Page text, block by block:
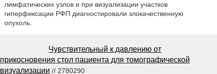
лимфатических узлов и при визуализации участков
гиперфиксации РФП диагностировали злокачественную
опухоль.
Чувствительный к давлению от
прикосновения стол пациента для томографической
визуализации // 2780290